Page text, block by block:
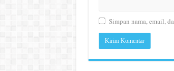
Simpan nama, email,